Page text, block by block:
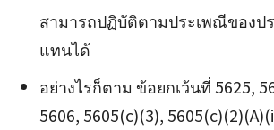
สามารถปฏิบัติตามประเพณีของป
แทนได้
อย่างไรก็ตาม ข้อยกเว้นที่ 5625,
5606, 5605(c)(3),